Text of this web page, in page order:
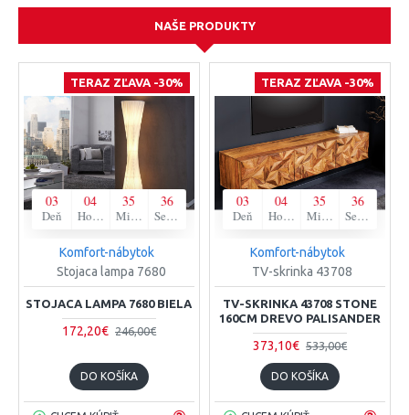
NAŠE PRODUKTY
TERAZ ZĽAVA -30%
03
Deň
04
Hodina
35
Minúta
35
Sekunda
Komfort-nábytok
Stojaca lampa 7680
STOJACA LAMPA 7680 BIELA
172,20€ 246,00€
DO KOŠÍKA
TERAZ ZĽAVA -30%
03
Deň
04
Hodina
35
Minúta
35
Sekunda
Komfort-nábytok
TV-skrinka 43708
TV-SKRINKA 43708 STONE
160CM DREVO PALISANDER
373,10€ 533,00€
DO KOŠÍKA